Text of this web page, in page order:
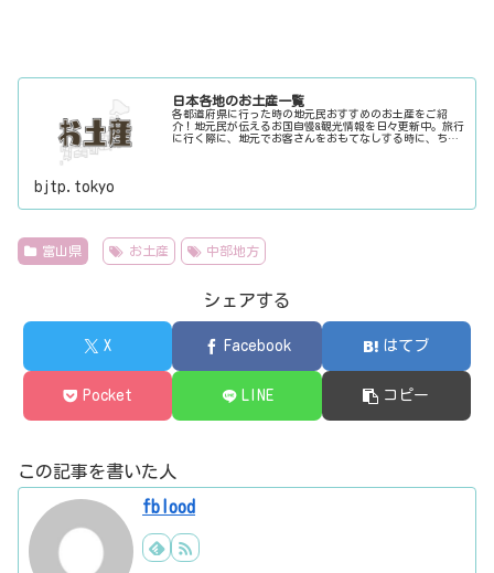
日本各地のお土産一覧
各都道府県に行った時の地元民おすすめのお土産をご紹
介！地元民が伝えるお国自慢&観光情報を日々更新中。旅行
に行く際に、地元でお客さんをおもてなしする時に、ちょ
bjtp.tokyo
富山県 お土産 中部地方
シェアする
X Facebook はてブ
Pocket LINE コピー
この記事を書いた人
fblood